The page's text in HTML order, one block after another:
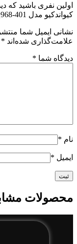
اولین نفری باشید که
کیواندکیو مدل Q968-401”
نشانی ایمیل شما
علامت‌گذاری شده‌اند *
دیدگاه شما *
نام *
ایمیل *
محصولات